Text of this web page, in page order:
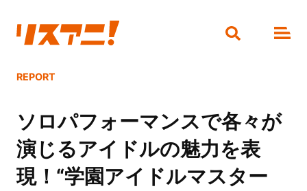
REPORT
ソロパフォーマンスで各々が
演じるアイドルの魅力を表
現！“学園アイドルマスター